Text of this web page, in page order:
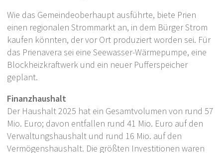
Wie das Gemeindeoberhaupt ausführte, biete Prien
einen regionalen Strommarkt an, in dem Bürger Strom
kaufen könnten, der vor Ort produziert worden sei. Für
das Prienavera sei eine Seewasser-Wärmepumpe, eine
Blockheizkraftwerk und ein neuer Pufferspeicher
geplant.
Finanzhaushalt
Der Haushalt 2025 hat ein Gesamtvolumen von rund 57
Mio. Euro; davon entfallen rund 41 Mio. Euro auf den
Verwaltungshaushalt und rund 16 Mio. auf den
Vermögenshaushalt. Die größten Investitionen waren